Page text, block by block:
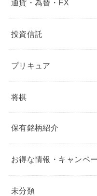
通貨・為替・FX
投資信託
プリキュア
将棋
保有銘柄紹介
お得な情報・キャンペ
未分類